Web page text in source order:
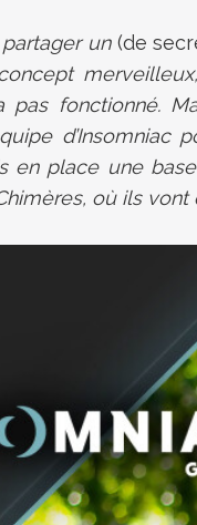
un (de
pas fonctionné.
d’Insomniac
en place une
où ils